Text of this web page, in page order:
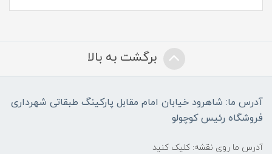
برگشت به بالا
آدرس ما: شاهرود خیابان امام مقابل پارکینگ طبقاتی شهرداری
فروشگاه رئیس کوچولو
آدرس ما روی نقشه: کلیک کنید